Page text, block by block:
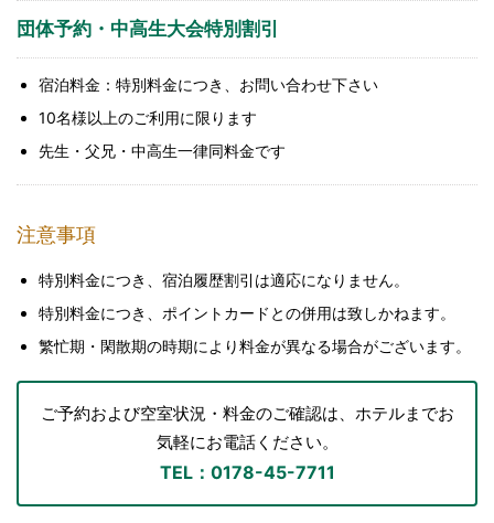
団体予約・中高生大会特別割引
宿泊料金：特別料金につき、お問い合わせ下さい
10名様以上のご利用に限ります
先生・父兄・中高生一律同料金です
注意事項
特別料金につき、宿泊履歴割引は適応になりません。
特別料金につき、ポイントカードとの併用は致しかねます。
繁忙期・閑散期の時期により料金が異なる場合がございます。
ご予約および空室状況・料金のご確認は、ホテルまでお
気軽にお電話ください。
TEL：0178-45-7711